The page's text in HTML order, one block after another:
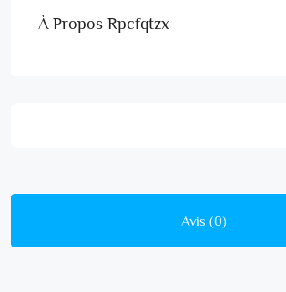
À Propos Rpcfqtzx
Avis (0)